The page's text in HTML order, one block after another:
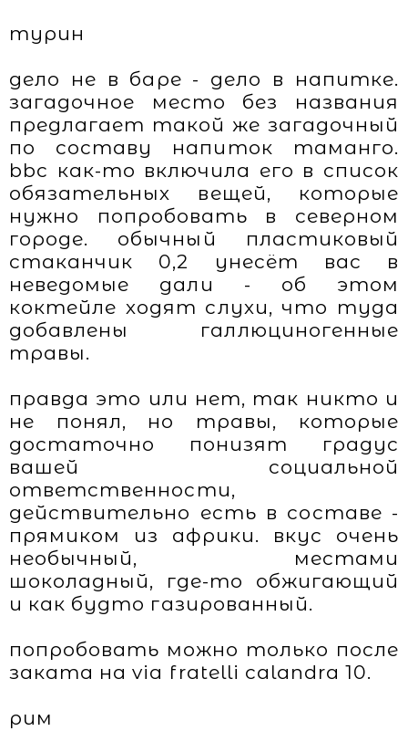
турин
дело не в баре - дело в напитке.
загадочное место без названия
предлагает такой же загадочный
по составу напиток таманго.
bbc как-то включила его в список
обязательных вещей, которые
нужно попробовать в северном
городе. обычный пластиковый
стаканчик 0,2 унесёт вас в
неведомые дали - об этом
коктейле ходят слухи, что туда
добавлены галлюциногенные
травы.
правда это или нет, так никто и
не понял, но травы, которые
достаточно понизят градус
вашей социальной
ответственности,
действительно есть в составе -
прямиком из африки. вкус очень
необычный, местами
шоколадный, где-то обжигающий
и как будто газированный.
попробовать можно только после
заката на via fratelli calandra 10.
рим